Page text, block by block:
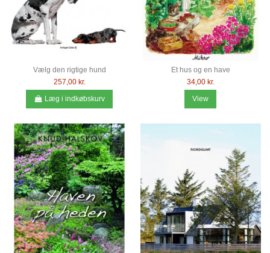
Vælg den rigtige hund
257,00 kr.
Læg i indkøbskurv
Et hus og en have
34,00 kr.
View